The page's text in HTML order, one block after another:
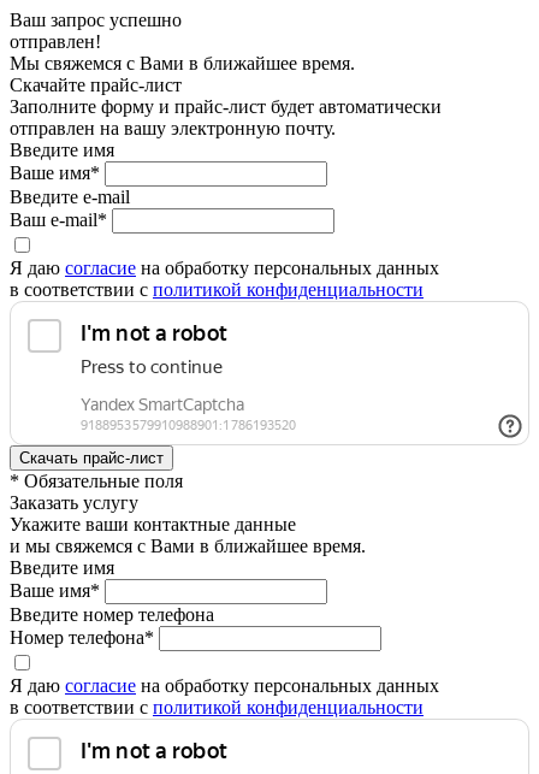
Ваш запрос успешно
отправлен!
Мы свяжемся с Вами в ближайшее время.
Скачайте прайс-лист
Заполните форму и прайс-лист будет автоматически
отправлен на вашу электронную почту.
Введите имя
Ваше имя*
Введите e-mail
Ваш e-mail*
Я даю согласие на обработку персональных данных
в соответствии с политикой конфиденциальности
* Обязательные поля
Заказать услугу
Укажите ваши контактные данные
и мы свяжемся с Вами в ближайшее время.
Введите имя
Ваше имя*
Введите номер телефона
Номер телефона*
Я даю согласие на обработку персональных данных
в соответствии с политикой конфиденциальности